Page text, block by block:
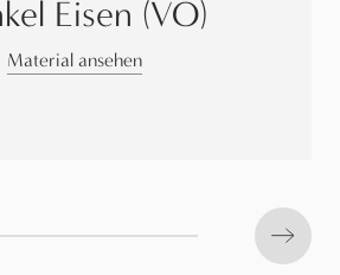
Eisen (VO)
Material ansehen
Next